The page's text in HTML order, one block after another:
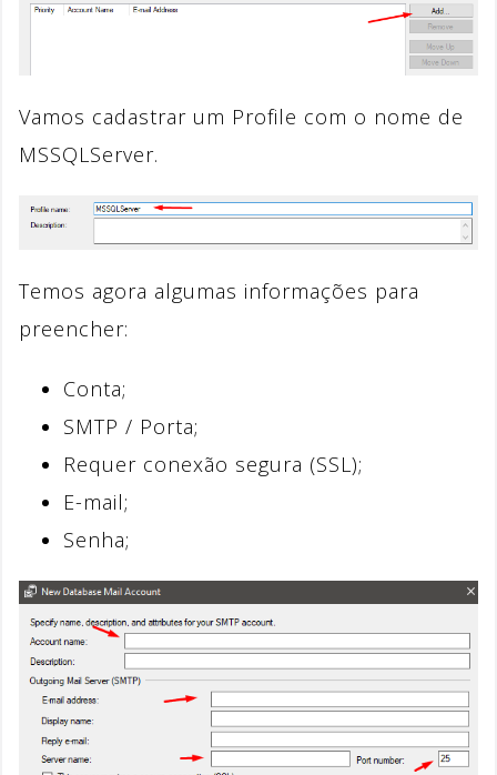
Vamos cadastrar um Profile com o nome de
MSSQLServer.
Temos agora algumas informações para
preencher:
Conta;
SMTP / Porta;
Requer conexão segura (SSL);
E-mail;
Senha;